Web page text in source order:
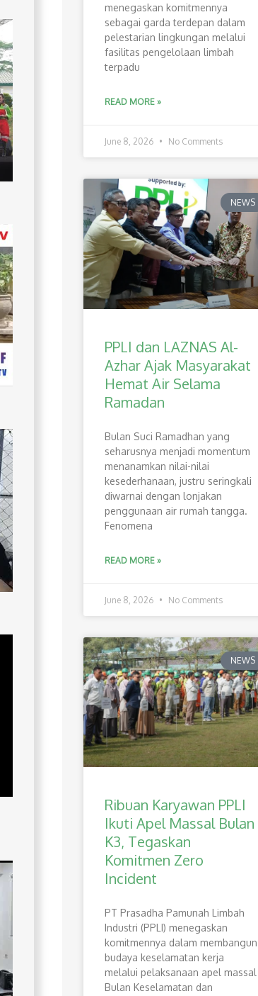
menegaskan komitmennya
sebagai garda terdepan dalam
pelestarian lingkungan melalui
fasilitas pengelolaan limbah
terpadu
READ MORE »
June 8, 2026 No Comments
NEWS
PPLI dan LAZNAS Al-
Azhar Ajak Masyarakat
Hemat Air Selama
Ramadan
Bulan Suci Ramadhan yang
seharusnya menjadi momentum
menanamkan nilai-nilai
kesederhanaan, justru seringkali
diwarnai dengan lonjakan
penggunaan air rumah tangga.
Fenomena
READ MORE »
June 8, 2026 No Comments
NEWS
Ribuan Karyawan PPLI
Ikuti Apel Massal Bulan
K3, Tegaskan
Komitmen Zero
Incident
PT Prasadha Pamunah Limbah
Industri (PPLI) menegaskan
komitmennya dalam membangun
budaya keselamatan kerja
melalui pelaksanaan apel massal
Bulan Keselamatan dan